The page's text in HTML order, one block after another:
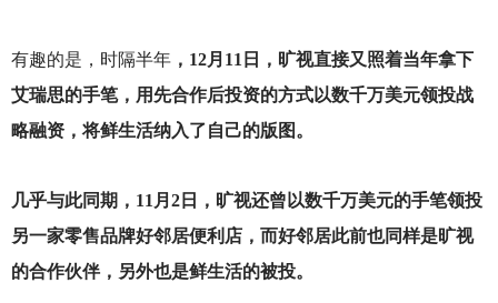
有趣的是，时隔半年，12月11日，旷视直接又照着当年拿下
艾瑞思的手笔，用先合作后投资的方式以数千万美元领投战
略融资，将鲜生活纳入了自己的版图。
几乎与此同期，11月2日，旷视还曾以数千万美元的手笔领投
另一家零售品牌好邻居便利店，而好邻居此前也同样是旷视
的合作伙伴，另外也是鲜生活的被投。